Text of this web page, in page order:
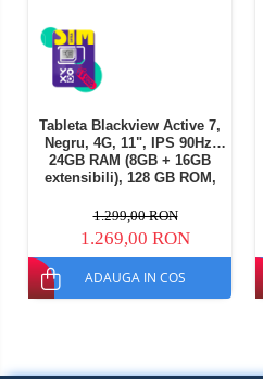
Tableta Blackview Active 7,
Negru, 4G, 11", IPS 90Hz,
24GB RAM (8GB + 16GB
extensibili), 128 GB ROM,
15, Helio G81, NFC, PC Mod,
Lumina Camping, 10000
mAh, 45W, Dual SIM
1.299,00 RON
1.269,00 RON
ADAUGA IN COS